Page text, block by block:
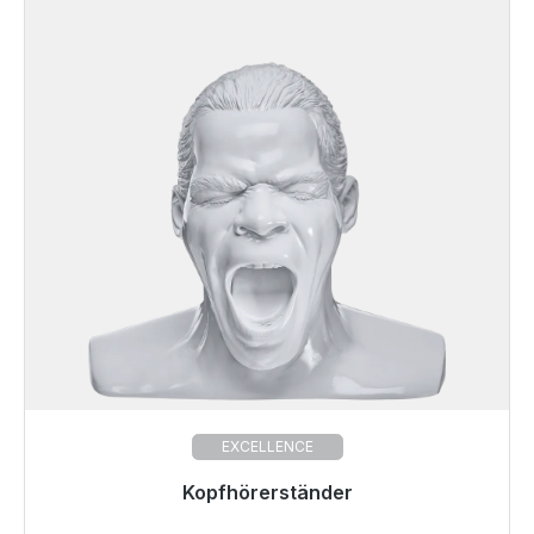
EXCELLENCE
Kopfhörerständer
Sofort versandfertig, Lieferzeit 48h*